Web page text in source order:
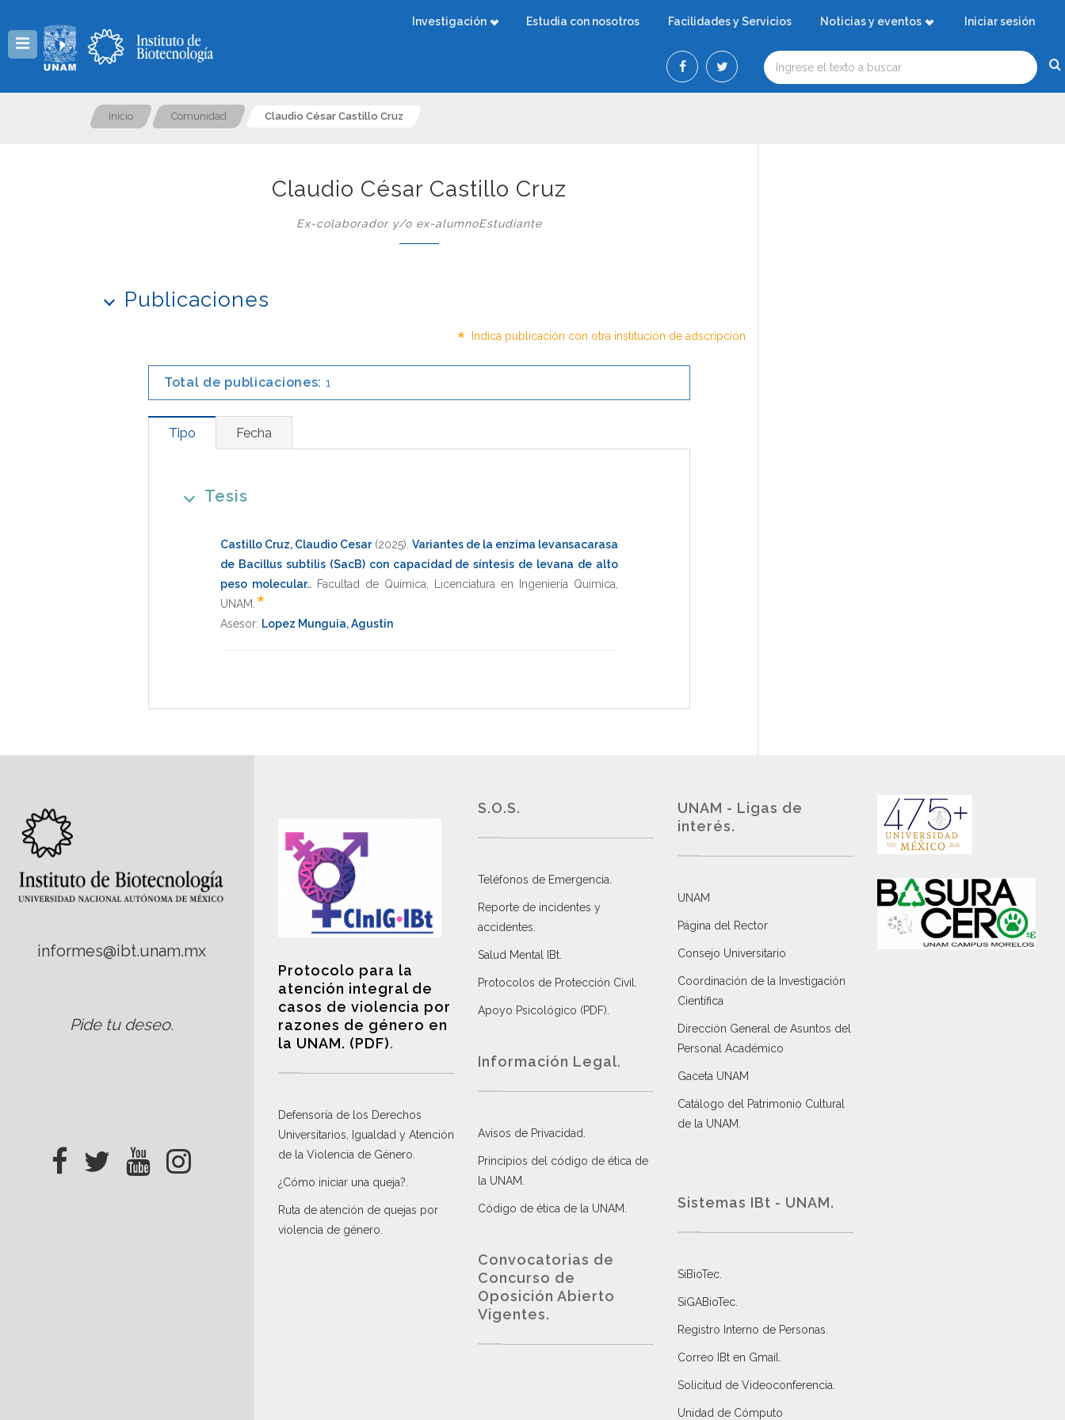
Investigación Estudia con nosotros Facilidades y Servicios Noticias y eventos Iniciar sesión
Inicio Comunidad Claudio César Castillo Cruz
Claudio César Castillo Cruz
Ex-colaborador y/o ex-alumnoEstudiante
Publicaciones
* Indica publicación con otra institución de adscripción
Total de publicaciones: 1
Tipo Fecha
Tesis
Castillo Cruz, Claudio Cesar (2025) Variantes de la enzima levansacarasa
de Bacillus subtilis (SacB) con capacidad de síntesis de levana de alto
peso molecular.. Facultad de Química Licenciatura en Ingeniería Química
UNAM *
Asesor: Lopez Munguia, Agustin
informes@ibt.unam.mx
Pide tu deseo.
Protocolo para la
atención integral de
casos de violencia por
razones de género en
la UNAM. (PDF).
Defensoría de los Derechos
Universitarios, Igualdad y Atención
de la Violencia de Género
¿Cómo iniciar una queja?
Ruta de atención de quejas por
violencia de género
S.O.S.
Teléfonos de Emergencia.
Reporte de incidentes y
accidentes
Salud Mental IBt
Protocolos de Protección Civil
Apoyo Psicológico (PDF)
Información Legal.
Avisos de Privacidad
Principios del código de ética de
la UNAM
Código de ética de la UNAM
Convocatorias de
Concurso de
Oposición Abierto
Vigentes.
UNAM - Ligas de
interés.
UNAM
Página del Rector
Consejo Universitario
Coordinación de la Investigación
Científica
Dirección General de Asuntos del
Personal Académico
Gaceta UNAM
Catálogo del Patrimonio Cultural
de la UNAM.
Sistemas IBt - UNAM.
SiBioTec
SiGABioTec.
Registro Interno de Personas
Correo IBt en Gmail
Solicitud de Videoconferencia.
Unidad de Cómputo